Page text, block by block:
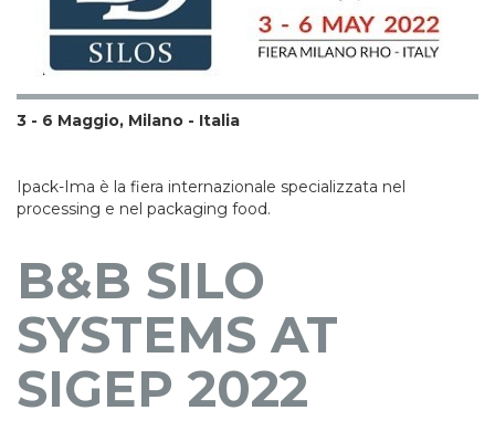
3 - 6 Maggio, Milano - Italia
Ipack-Ima è la fiera internazionale specializzata nel
processing e nel packaging food.
B&B SILO
SYSTEMS AT
SIGEP 2022